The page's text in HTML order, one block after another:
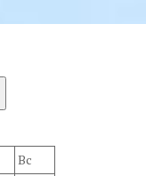
Вс